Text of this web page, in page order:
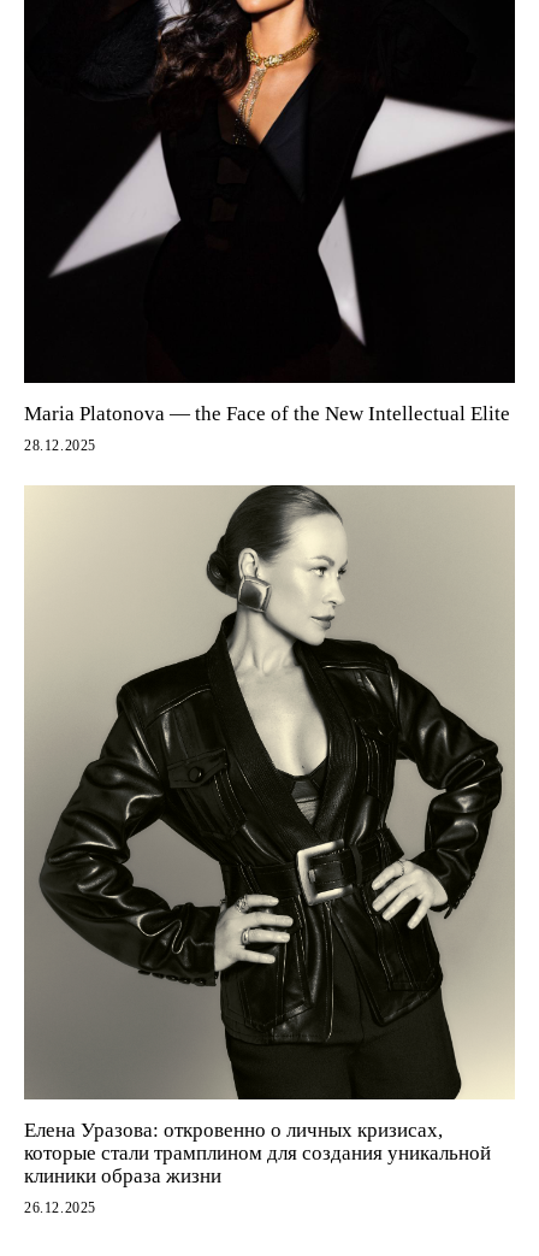
Maria Platonova — the Face of the New Intellectual Elite
28.12.2025
Елена Уразова: откровенно о личных кризисах,
которые стали трамплином для создания уникальной
клиники образа жизни
26.12.2025